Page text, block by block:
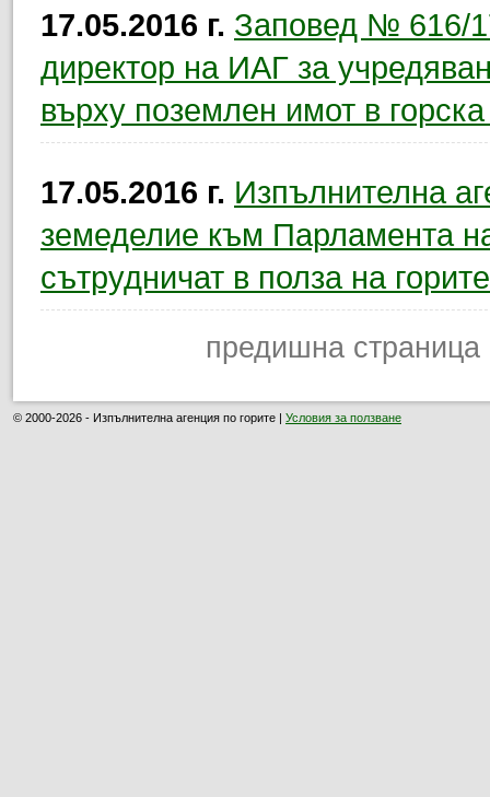
17.05.2016 г. Заповед № 616/
директор на ИАГ за
върху поземлен имот в
17.05.2016 г. Изпълнителна
земеделие към Парламента
сътрудничат в полза на горите
предишна страница
© 2000-2026 - Изпълнителна агенция по горите | Условия за ползване